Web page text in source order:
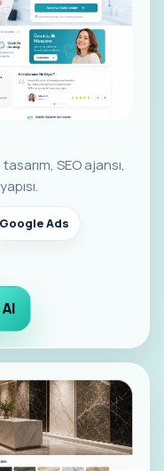
SEO ajansı,
Google Ads